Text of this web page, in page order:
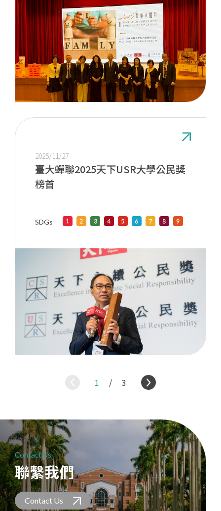
2025/11/27
臺大蟬聯2025天下USR大學公民獎
榜首
SDGs
1 / 3
Contact Us
聯繫我們
Contact Us